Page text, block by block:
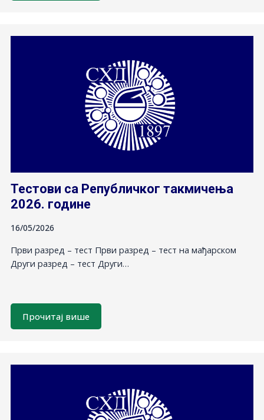
Тестови са Републичког такмичења
2026. године
16/05/2026
Први разред – тест Први разред – тест на мађарском
Други разред – тест Други…
Прочитај више